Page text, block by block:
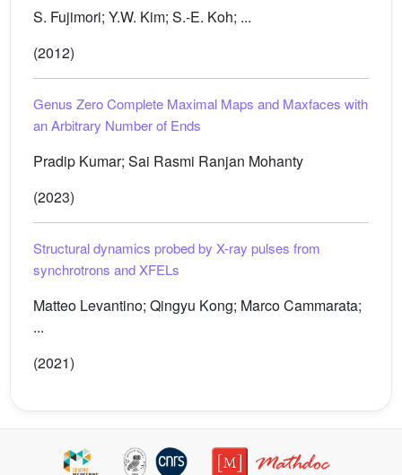
S. Fujimori; Y.W. Kim; S.-E. Koh; ...
(2012)
Genus Zero Complete Maximal Maps and Maxfaces with
an Arbitrary Number of Ends
Pradip Kumar; Sai Rasmi Ranjan Mohanty
(2023)
Structural dynamics probed by X-ray pulses from
synchrotrons and XFELs
Matteo Levantino; Qingyu Kong; Marco Cammarata;
...
(2021)